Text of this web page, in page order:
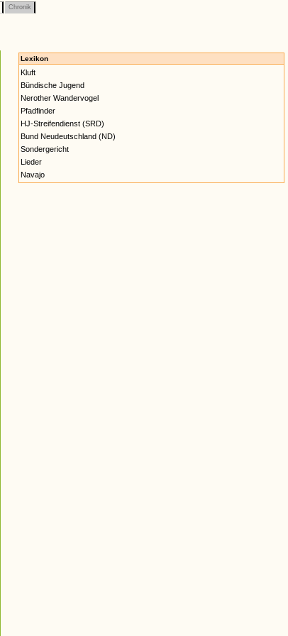
Chronik
Lexikon
Kluft
Bündische Jugend
Nerother Wandervogel
Pfadfinder
HJ-Streifendienst (SRD)
Bund Neudeutschland (ND)
Sondergericht
Lieder
Navajo